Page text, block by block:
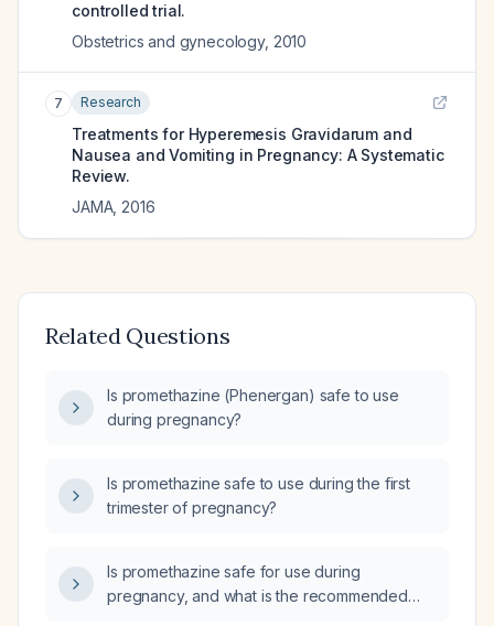
controlled trial.
Obstetrics and gynecology, 2010
7 Research
Treatments for Hyperemesis Gravidarum and
Nausea and Vomiting in Pregnancy: A Systematic
Review.
JAMA, 2016
Related Questions
Is promethazine (Phenergan) safe to use
during pregnancy?
Is promethazine safe to use during the first
trimester of pregnancy?
Is promethazine safe for use during
pregnancy, and what is the recommended